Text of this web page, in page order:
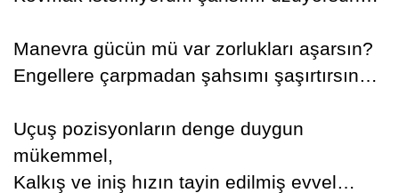
Manevra gücün mü var zorlukları aşarsın?
Engellere çarpmadan şahsımı şaşırtırsın…
Uçuş pozisyonların denge duygun
mükemmel,
Kalkış ve iniş hızın tayin edilmiş evvel…